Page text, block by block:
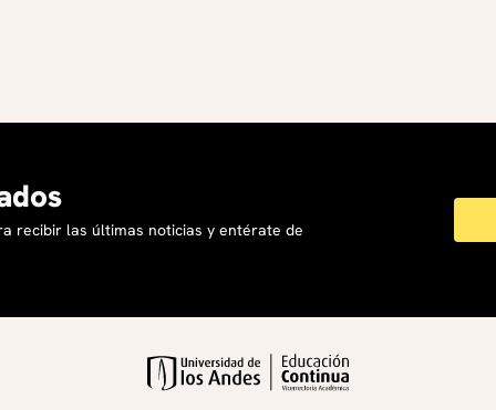
recibir las últimas noticias y entérate de